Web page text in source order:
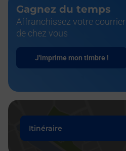
Gagnez du temps
Affranchissez votre courrier
de chez vous
J'imprime mon timbre !
Itinéraire